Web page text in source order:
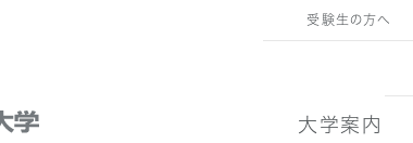
受験生の方へ
大学案内